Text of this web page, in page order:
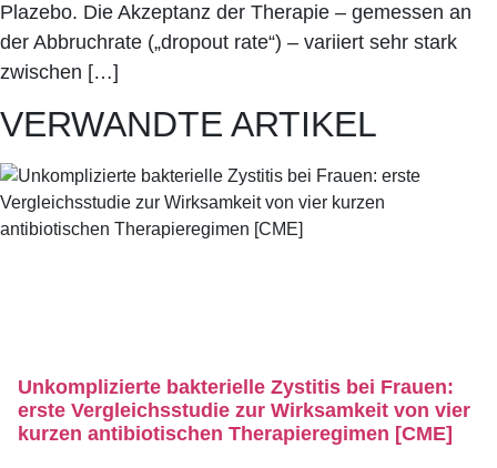
Plazebo. Die Akzeptanz der Therapie – gemessen an
der Abbruchrate („dropout rate“) – variiert sehr stark
zwischen […]
VERWANDTE ARTIKEL
Unkomplizierte bakterielle Zystitis bei Frauen:
erste Vergleichsstudie zur Wirksamkeit von vier
kurzen antibiotischen Therapieregimen [CME]